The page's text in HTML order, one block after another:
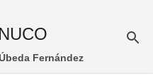
Fernández